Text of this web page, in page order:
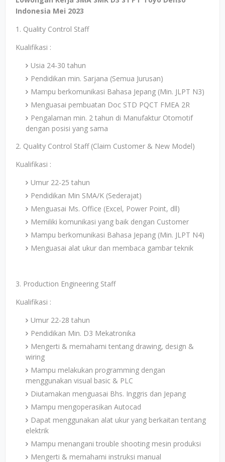
Indonesia Mei 2023
1. Quality Control Staff
Kualifikasi :
Usia 24-30 tahun
Pendidikan min. Sarjana (Semua Jurusan)
Mampu berkomunikasi Bahasa Jepang (Min. JLPT N3)
Menguasai pembuatan Doc STD PQCT FMEA 2R
Pengalaman min. 2 tahun di Manufaktur Otomotif
dengan posisi yang sama
2. Quality Control Staff (Claim Customer & New Model)
Kualifikasi :
Umur 22-25 tahun
Pendidikan Min SMA/K (Sederajat)
Menguasai Ms. Office (Excel, Power Point, dll)
Memiliki komunikasi yang baik dengan Customer
Mampu berkomunikasi Bahasa Jepang (Min. JLPT N4)
Menguasai alat ukur dan membaca gambar teknik
3. Production Engineering Staff
Kualifikasi :
Umur 22-28 tahun
Pendidikan Min. D3 Mekatronika
Mengerti & memahami tentang drawing, design &
wiring
Mampu melakukan programming dengan
menggunakan visual basic & PLC
Diutamakan menguasai Bhs. Inggris dan Jepang
Mampu mengoperasikan Autocad
Dapat menggunakan alat ukur yang berkaitan tentang
elektrik
Mampu menangani trouble shooting mesin produksi
Mengerti & memahami instruksi manual